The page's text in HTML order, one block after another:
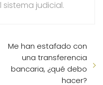
judicial.
Me han estafado con
una transferencia
bancaria, ¿qué debo
hacer?